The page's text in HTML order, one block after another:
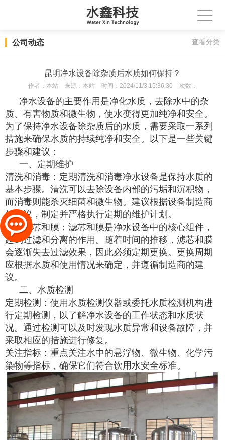
公司动态 查看分类
昆明净水设备除杂质后水质如何保持？
作者： 本站 来源： 本站 时间： 2024/11/3 15:36:30 次数：
净水设备的主要作用是净化水质，去除水中的杂
质、有害物质和微生物，使水变得更加纯净和安全。
为了保持净水设备除杂质后的水质，需要采取一系列
措施来确保水质的持续纯净和安全。以下是一些关键
步骤和建议：
一、定期维护
清洗和消毒：定期清洗和消毒净水设备是保持水质的
基本步骤。清洗可以去除设备内部的污垢和沉积物，
而消毒则能杀灭细菌和微生物。建议根据设备制造商
的建议，制定并严格执行定期的维护计划。
更换滤芯和膜：滤芯和膜是净水设备中的核心组件，
起到过滤和分离的作用。随着时间的推移，滤芯和膜
会逐渐失去过滤效果，因此必须定期更换。更换周期
应根据水质和使用情况来确定，并遵循制造商的建
议。
二、水质检测
定期检测：使用水质检测仪器或委托水质检测机构进
行定期检测，以了解净水设备的工作状态和水质状
况。通过检测可以及时发现水质异常和设备故障，并
采取相应的措施进行修复。
关注指标：重点关注水中的悬浮物、微生物、化学污
染物等指标，确保它们符合饮用水安全标准。